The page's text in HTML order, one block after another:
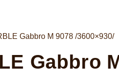
Gabbro M 9078 /3600×930/
Gabbro